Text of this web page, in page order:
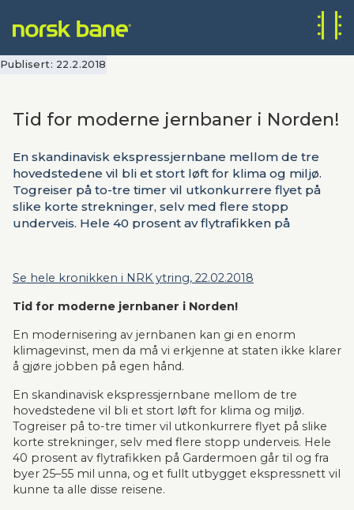
Publisert: 22.2.2018
Tid for moderne jernbaner i Norden!
En skandinavisk ekspressjernbane mellom de tre
hovedstedene vil bli et stort løft for klima og miljø.
Togreiser på to-tre timer vil utkonkurrere flyet på
slike korte strekninger, selv med flere stopp
underveis. Hele 40 prosent av flytrafikken på
reisene. Finansmiljøer fra hele verden er interessert i
lønnsomme og trygge prosjekter, i et kjøpekraftig
Norden, skriver Alf S. Johansen generalsekretær i
for EU-prosjektet TENTacle.
Se hele kronikken i NRK ytring, 22.02.2018
Tid for moderne jernbaner i Norden!
En modernisering av jernbanen kan gi en enorm
klimagevinst, men da må vi erkjenne at staten ikke klarer
å gjøre jobben på egen hånd.
En skandinavisk ekspressjernbane mellom de tre
hovedstedene vil bli et stort løft for klima og miljø.
Togreiser på to-tre timer vil utkonkurrere flyet på slike
korte strekninger, selv med flere stopp underveis. Hele
40 prosent av flytrafikken på Gardermoen går til og fra
byer 25–55 mil unna, og et fullt utbygget ekspressnett vil
kunne ta alle disse reisene.